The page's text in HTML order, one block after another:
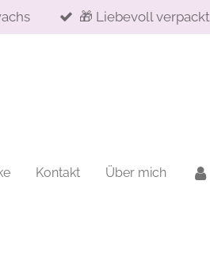
🎁 Liebevoll verpackt
Kontakt Über mich